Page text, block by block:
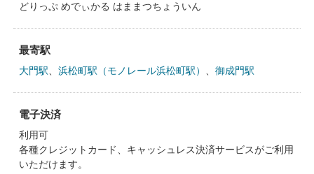
どりっぷ めでぃかる はままつちょういん
最寄駅
大門駅 浜松町駅（モノレール浜松町駅） 御成門駅
電子決済
利用可
各種クレジットカード、キャッシュレス決済サービスがご利用
いただけます。